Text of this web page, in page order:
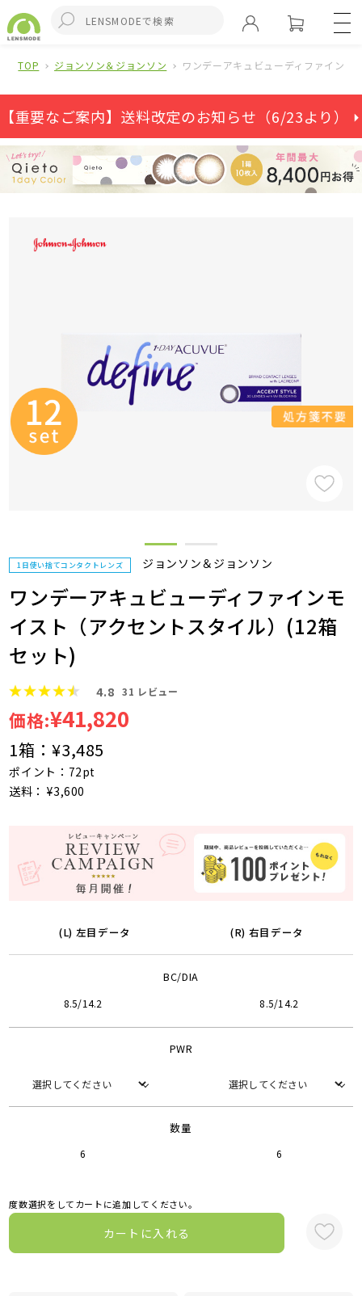
TOP ジョンソン＆ジョンソン ワンデーアキュビューディファイン
【重要なご案内】送料改定のお知らせ（6/23より） ⏵
1日使い捨てコンタクトレンズ ジョンソン＆ジョンソン
ワンデーアキュビューディファインモ
イスト（アクセントスタイル）(12箱
セット)
4.8 31 レビュー
価格:¥41,820
1箱：¥3,485
ポイント：72pt
送料： ¥3,600
(L) 左目データ (R) 右目データ
BC/DIA
8.5/14.2 8.5/14.2
PWR
数量
6 6
度数選択をしてカートに追加してください。
カートに入れる